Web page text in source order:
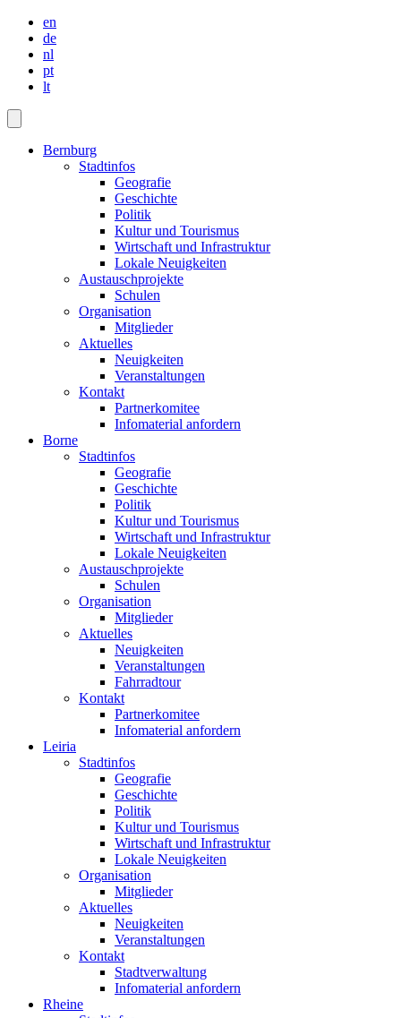
en
de
nl
pt
lt
Bernburg
Stadtinfos
Geografie
Geschichte
Politik
Kultur und Tourismus
Wirtschaft und Infrastruktur
Lokale Neuigkeiten
Austauschprojekte
Schulen
Organisation
Mitglieder
Aktuelles
Neuigkeiten
Veranstaltungen
Kontakt
Partnerkomitee
Infomaterial anfordern
Borne
Stadtinfos
Geografie
Geschichte
Politik
Kultur und Tourismus
Wirtschaft und Infrastruktur
Lokale Neuigkeiten
Austauschprojekte
Schulen
Organisation
Mitglieder
Aktuelles
Neuigkeiten
Veranstaltungen
Fahrradtour
Kontakt
Partnerkomitee
Infomaterial anfordern
Leiria
Stadtinfos
Geografie
Geschichte
Politik
Kultur und Tourismus
Wirtschaft und Infrastruktur
Lokale Neuigkeiten
Organisation
Mitglieder
Aktuelles
Neuigkeiten
Veranstaltungen
Kontakt
Stadtverwaltung
Infomaterial anfordern
Rheine